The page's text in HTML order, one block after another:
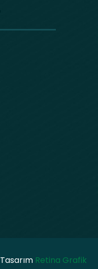
Tasarım Retina Grafik